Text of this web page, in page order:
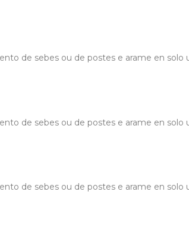
de sebes ou de postes e arame en solo
de sebes ou de postes e arame en solo
de sebes ou de postes e arame en solo